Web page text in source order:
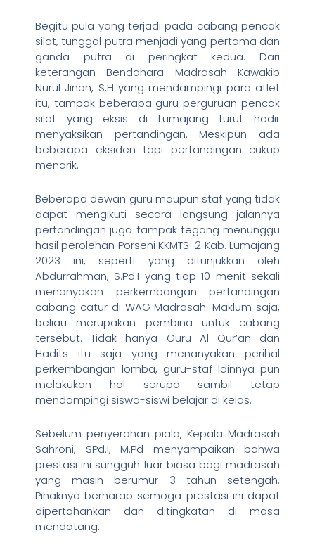
Begitu pula yang terjadi pada cabang pencak
silat, tunggal putra menjadi yang pertama dan
ganda putra di peringkat kedua. Dari
keterangan Bendahara Madrasah Kawakib
Nurul Jinan, S.H yang mendampingi para atlet
itu, tampak beberapa guru perguruan pencak
silat yang eksis di Lumajang turut hadir
menyaksikan pertandingan. Meskipun ada
beberapa eksiden tapi pertandingan cukup
menarik.
Beberapa dewan guru maupun staf yang tidak
dapat mengikuti secara langsung jalannya
pertandingan juga tampak tegang menunggu
hasil perolehan Porseni KKMTS-2 Kab. Lumajang
2023 ini, seperti yang ditunjukkan oleh
Abdurrahman, S.Pd.I yang tiap 10 menit sekali
menanyakan perkembangan pertandingan
cabang catur di WAG Madrasah. Maklum saja,
beliau merupakan pembina untuk cabang
tersebut. Tidak hanya Guru Al Qur’an dan
Hadits itu saja yang menanyakan perihal
perkembangan lomba, guru-staf lainnya pun
melakukan hal serupa sambil tetap
mendampingi siswa-siswi belajar di kelas.
Sebelum penyerahan piala, Kepala Madrasah
Sahroni, SPd.I, M.Pd menyampaikan bahwa
prestasi ini sungguh luar biasa bagi madrasah
yang masih berumur 3 tahun setengah.
Pihaknya berharap semoga prestasi ini dapat
dipertahankan dan ditingkatan di masa
mendatang.